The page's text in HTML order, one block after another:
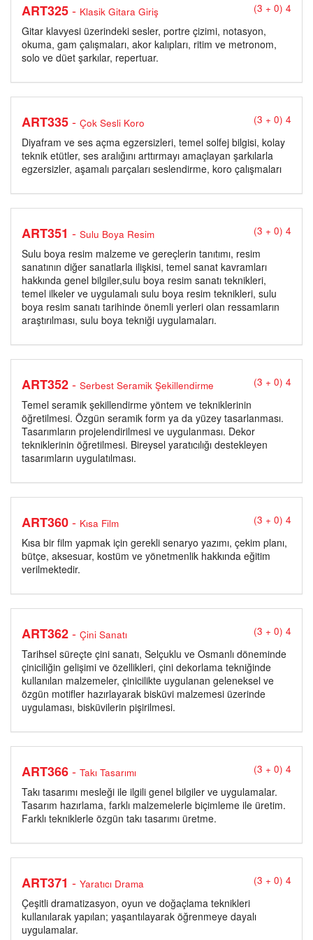
ART325- Klasik Gitara Giriş (3 + 0) 4
Gitar klavyesi üzerindeki sesler, portre çizimi, notasyon,
okuma, gam çalışmaları, akor kalıpları, ritim ve metronom,
solo ve düet şarkılar, repertuar.
ART335- Çok Sesli Koro (3 + 0) 4
Diyafram ve ses açma egzersizleri, temel solfej bilgisi, kolay
teknik etütler, ses aralığını arttırmayı amaçlayan şarkılarla
egzersizler, aşamalı parçaları seslendirme, koro çalışmaları
ART351 - Sulu Boya Resim (3 + 0) 4
Sulu boya resim malzeme ve gereçlerin tanıtımı, resim
sanatının diğer sanatlarla ilişkisi, temel sanat kavramları
hakkında genel bilgiler,sulu boya resim sanatı teknikleri,
temel ilkeler ve uygulamalı sulu boya resim teknikleri, sulu
boya resim sanatı tarihinde önemli yerleri olan ressamların
araştırılması, sulu boya tekniği uygulamaları.
ART352- Serbest Seramik Şekillendirme (3 + 0) 4
Temel seramik şekillendirme yöntem ve tekniklerinin
öğretilmesi. Özgün seramik form ya da yüzey tasarlanması.
Tasarımların projelendirilmesi ve uygulanması. Dekor
tekniklerinin öğretilmesi. Bireysel yaratıcılığı destekleyen
tasarımların uygulatılması.
ART360- Kısa Film (3 + 0) 4
Kısa bir film yapmak için gerekli senaryo yazımı, çekim planı,
bütçe, aksesuar, kostüm ve yönetmenlik hakkında eğitim
verilmektedir.
ART362- Çini Sanatı (3 + 0) 4
Tarihsel süreçte çini sanatı, Selçuklu ve Osmanlı döneminde
çiniciliğin gelişimi ve özellikleri, çini dekorlama tekniğinde
kullanılan malzemeler, çinicilikte uygulanan geleneksel ve
özgün motifler hazırlayarak bisküvi malzemesi üzerinde
uygulaması, bisküvilerin pişirilmesi.
ART366- Takı Tasarımı (3 + 0) 4
Takı tasarımı mesleği ile ilgili genel bilgiler ve uygulamalar.
Tasarım hazırlama, farklı malzemelerle biçimleme ile üretim.
Farklı tekniklerle özgün takı tasarımı üretme.
ART371 - Yaratıcı Drama (3 + 0) 4
Çeşitli dramatizasyon, oyun ve doğaçlama teknikleri
kullanılarak yapılan; yaşantılayarak öğrenmeye dayalı
uygulamalar.